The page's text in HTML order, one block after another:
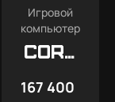
Игровой
компьютер
Core
X7
167 400